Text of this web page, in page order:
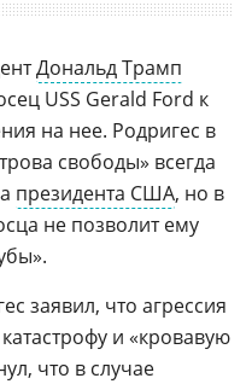
Дональд Трамп
USS Gerald Ford к
на нее. Родригес в
свободы» всегда
президента США, но в
не позволит ему
заявил, что агрессия
и «кровавую
что в случае